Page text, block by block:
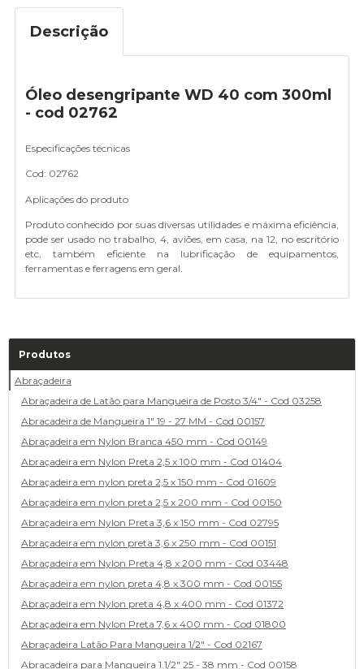
Descrição
Óleo desengripante WD 40 com 300ml
- cod 02762
Especificações técnicas
Cod: 02762
Aplicações do produto
Produto conhecido por suas diversas utilidades e máxima eficiência,
pode ser usado no trabalho, 4, aviões, em casa, na 12, no escritório
etc, também eficiente na lubrificação de equipamentos,
ferramentas e ferragens em geral.
Produtos
Abraçadeira
Abraçadeira de Latão para Mangueira de Posto 3/4" - Cod 03258
Abracadeira de Mangueira 1" 19 - 27 MM - Cod 00157
Abraçadeira em Nylon Branca 450 mm - Cod 00149
Abraçadeira em Nylon Preta 2,5 x 100 mm - Cod 01404
Abraçadeira em nylon preta 2,5 x 150 mm - Cod 01609
Abraçadeira em nylon preta 2,5 x 200 mm - Cod 00150
Abraçadeira em Nylon Preta 3,6 x 150 mm - Cod 02795
Abraçadeira em nylon preta 3,6 x 250 mm - Cod 00151
Abraçadeira em Nylon Preta 4,8 x 200 mm - Cod 03448
Abraçadeira em nylon preta 4,8 x 300 mm - Cod 00155
Abraçadeira em Nylon preta 4,8 x 400 mm - Cod 01372
Abraçadeira em Nylon Preta 7,6 x 400 mm - Cod 01800
Abraçadeira Latão Para Mangueira 1/2" - Cod 02167
Abracadeira para Mangueira 1.1/2" 25 - 38 mm - Cod 00158